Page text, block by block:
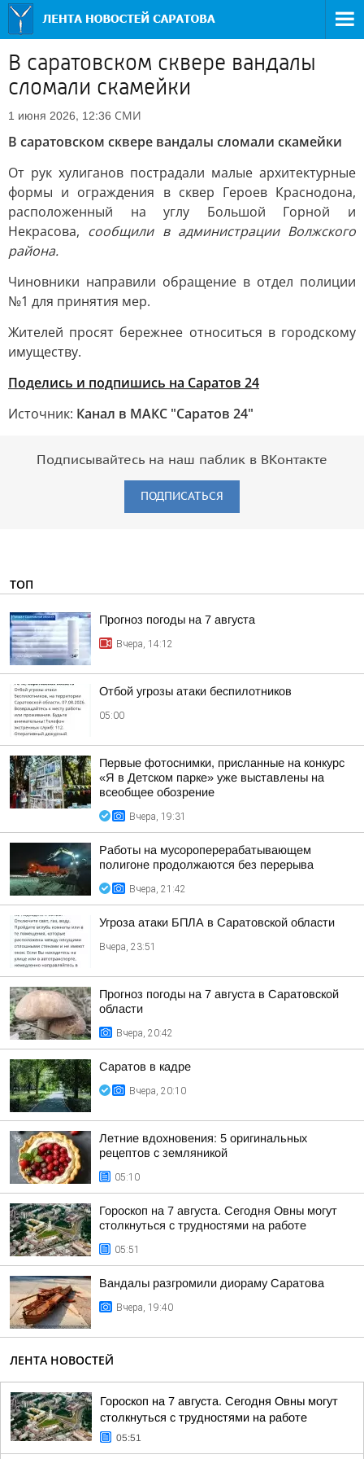
В саратовском сквере вандалы
сломали скамейки
1 июня 2026, 12:36 СМИ
В саратовском сквере вандалы сломали скамейки
От рук хулиганов пострадали малые архитектурные
формы и ограждения в сквер Героев Краснодона,
расположенный на углу Большой Горной и
Некрасова, сообщили в администрации Волжского
района.
Чиновники направили обращение в отдел полиции
№1 для принятия мер.
Жителей просят бережнее относиться в городскому
имуществу.
Поделись и подпишись на Саратов 24
Источник: Канал в МАКС "Саратов 24"
Подписывайтесь на наш паблик в ВКонтакте
ПОДПИСАТЬСЯ
ТОП
Прогноз погоды на 7 августа
Вчера, 14:12
Отбой угрозы атаки беспилотников
05:00
Первые фотоснимки, присланные на конкурс
«Я в Детском парке» уже выставлены на
всеобщее обозрение
Вчера, 19:31
Работы на мусороперерабатывающем
полигоне продолжаются без перерыва
Вчера, 21:42
Угроза атаки БПЛА в Саратовской области
Вчера, 23:51
Прогноз погоды на 7 августа в Саратовской
области
Вчера, 20:42
Саратов в кадре
Вчера, 20:10
Летние вдохновения: 5 оригинальных
рецептов с земляникой
05:10
Гороскоп на 7 августа. Сегодня Овны могут
столкнуться с трудностями на работе
05:51
Вандалы разгромили диораму Саратова
Вчера, 19:40
ЛЕНТА НОВОСТЕЙ
Гороскоп на 7 августа. Сегодня Овны могут
столкнуться с трудностями на работе
05:51